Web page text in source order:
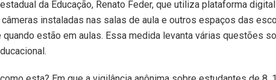
da Educação, Renato Feder, que utiliza plataforma digital
instaladas nas salas de aula e outros espaços das
estão em aulas. Essa medida levanta várias questões